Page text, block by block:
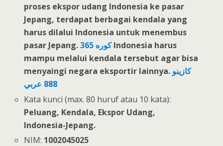
proses ekspor udang Indonesia ke pasar
Jepang, terdapat berbagai kendala yang
harus dilalui Indonesia untuk menembus
pasar Jepang.
365 كورهIndonesia harus
mampu melalui kendala tersebut agar bisa
menyaingi negara eksportir lainnya. كازينو
888 عربي
Kata kunci (max. 80 huruf atau 10 kata):
Peluang, Kendala, Ekspor Udang,
Indonesia-Jepang.
NIM: 1002045025